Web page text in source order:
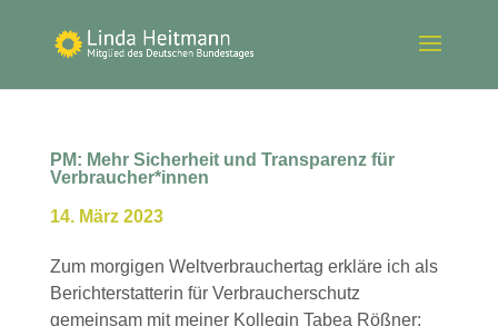
PM: Mehr Sicherheit und Transparenz für
Verbraucher*innen
14. März 2023
Zum morgigen Weltverbrauchertag erkläre ich als
Berichterstatterin für Verbraucherschutz
gemeinsam mit meiner Kollegin Tabea Rößner: